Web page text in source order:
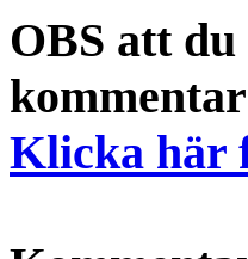
OBS att
Klicka här